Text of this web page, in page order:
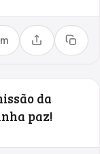
Compartilhar
Copiar
da
paz!